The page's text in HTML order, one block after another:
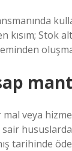
kısım; Stok
veya
tarihinde